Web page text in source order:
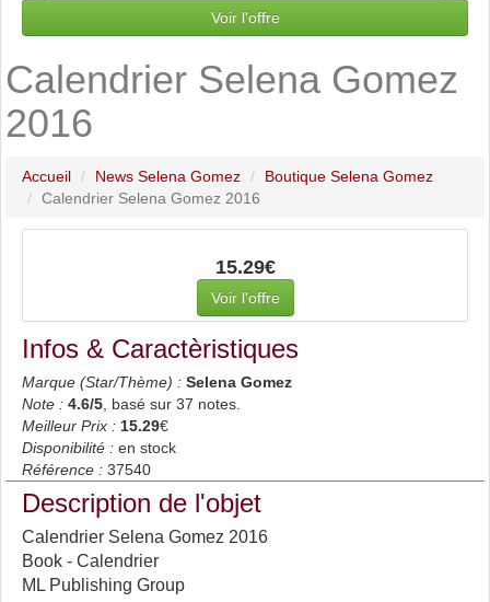
Voir l'offre
Calendrier Selena Gomez
2016
Accueil News Selena Gomez
Boutique Selena Gomez
Calendrier Selena Gomez 2016
15.29€
Voir l'offre
Infos & Caractèristiques
Marque (Star/Thème) : Selena Gomez
Note : 4.6/5 , basé sur 37 notes.
Meilleur Prix : 15.29€
Disponibilité : en stock
Référence : 37540
Description de l'objet
Calendrier Selena Gomez 2016
Book - Calendrier
ML Publishing Group